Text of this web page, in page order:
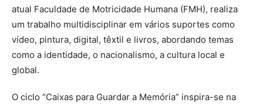
atual Faculdade de Motricidade Humana (FMH), realiza
um trabalho multidisciplinar em vários suportes como
vídeo, pintura, digital, têxtil e livros, abordando temas
como a identidade, o nacionalismo, a cultura local e
global.
O ciclo “Caixas para Guardar a Memória” inspira-se na